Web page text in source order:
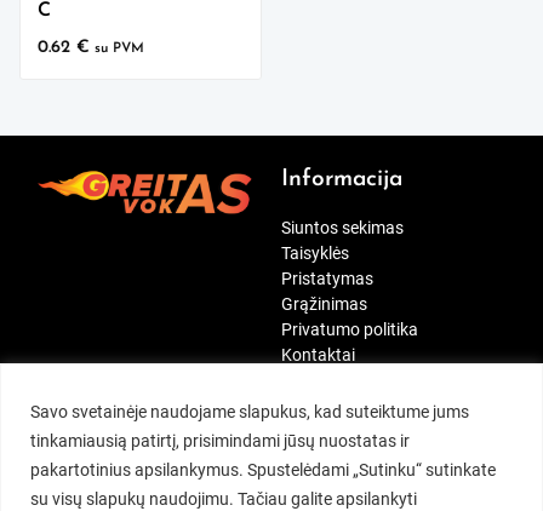
Savo svetainėje naudojame slapukus, kad suteiktume jums
tinkamiausią patirtį, prisimindami jūsų nuostatas ir
pakartotinius apsilankymus. Spustelėdami „Sutinku“ sutinkate
su visų slapukų naudojimu. Tačiau galite apsilankyti
C
0.62€ su PVM
Informacija
Siuntos sekimas
Taisyklės
Pristatymas
Grąžinimas
Privatumo politika
Kontaktai
Paskyra
Siuntos sekimas
Mano paskyra
Mūsų rekvizitai
Kontaktai:
MB Duok penkis